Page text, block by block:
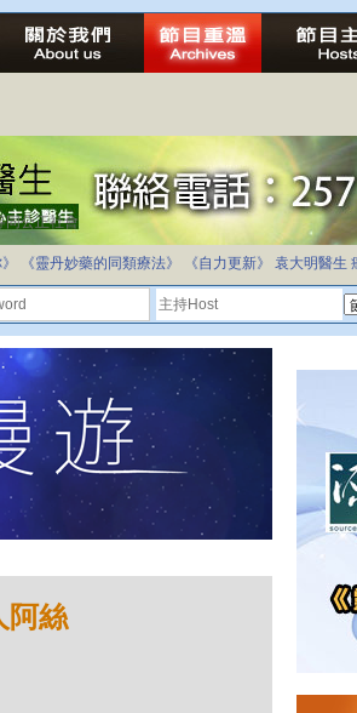
同公正社會
《靈丹妙藥的同類療法》 《自力更新》 袁大明醫生
阿絲